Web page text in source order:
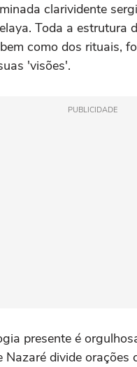
clarividente
Toda a estrutura
como dos rituais,
'visões'.
PUBLICIDADE
presente é
Nazaré divide orações